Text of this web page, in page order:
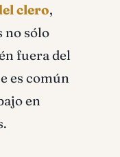
clero,
no sólo
fuera del
es común
en